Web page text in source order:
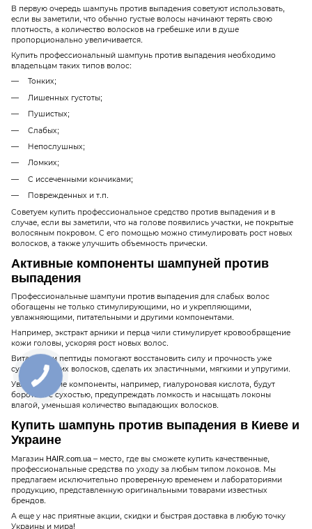
В первую очередь шампунь против выпадения советуют использовать,
если вы заметили, что обычно густые волосы начинают терять свою
плотность, а количество волосков на гребешке или в душе
пропорционально увеличивается.
Купить профессиональный шампунь против выпадения необходимо
владельцам таких типов волос:
Тонких;
Лишенных густоты;
Пушистых;
Слабых;
Непослушных;
Ломких;
С иссеченными кончиками;
Поврежденных и т.п.
Советуем купить профессиональное средство против выпадения и в
случае, если вы заметили, что на голове появились участки, не покрытые
волосяным покровом. С его помощью можно стимулировать рост новых
волосков, а также улучшить объемность прически.
Активные компоненты шампуней против
выпадения
Профессиональные шампуни против выпадения для слабых волос
обогащены не только стимулирующими, но и укрепляющими,
увлажняющими, питательными и другими компонентами.
Например, экстракт арники и перца чили стимулирует кровообращение
кожи головы, ускоряя рост новых волос.
Витамины и пептиды помогают восстановить силу и прочность уже
существующих волосков, сделать их эластичными, мягкими и упругими.
Увлажняющие компоненты, например, гиалуроновая кислота, будут
бороться с сухостью, предупреждать ломкость и насыщать локоны
влагой, уменьшая количество выпадающих волосков.
Купить шампунь против выпадения в Киеве и
Украине
Магазин HAIR.com.ua – место, где вы сможете купить качественные,
профессиональные средства по уходу за любым типом локонов. Мы
предлагаем исключительно проверенную временем и лабораториями
продукцию, представленную оригинальными товарами известных
брендов.
А еще у нас приятные акции, скидки и быстрая доставка в любую точку
Украины и мира!